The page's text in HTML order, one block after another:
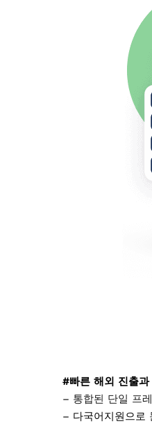
#빠른 해외 진출
– 통합된 단일 프
– 다국어지원으로